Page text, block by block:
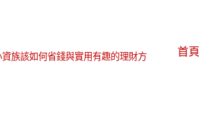
族該如何省錢與實用有趣的理財方 首頁